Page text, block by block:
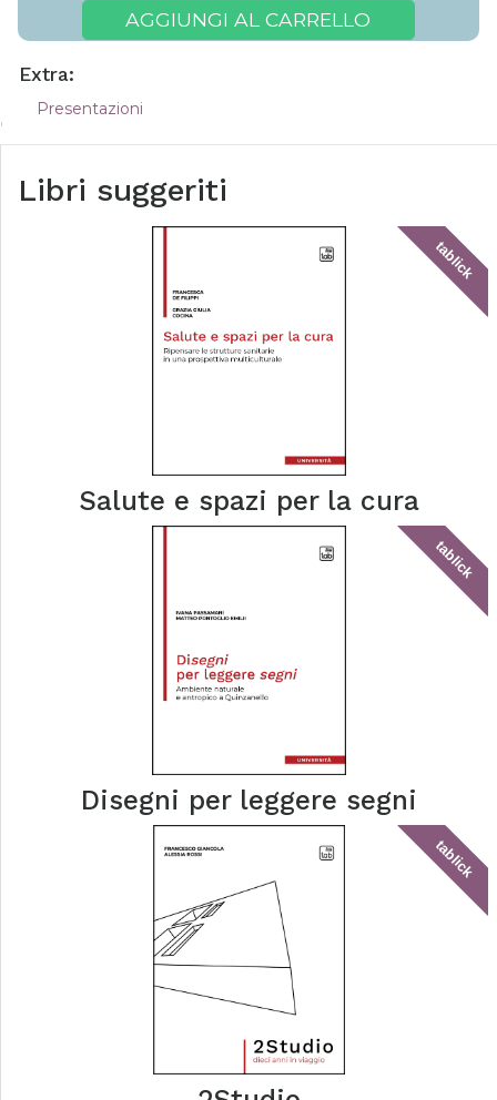
AGGIUNGI AL CARRELLO
Extra:
Presentazioni
Libri suggeriti
tablick
Salute e spazi per la cura
tablick
Disegni per leggere segni
tablick